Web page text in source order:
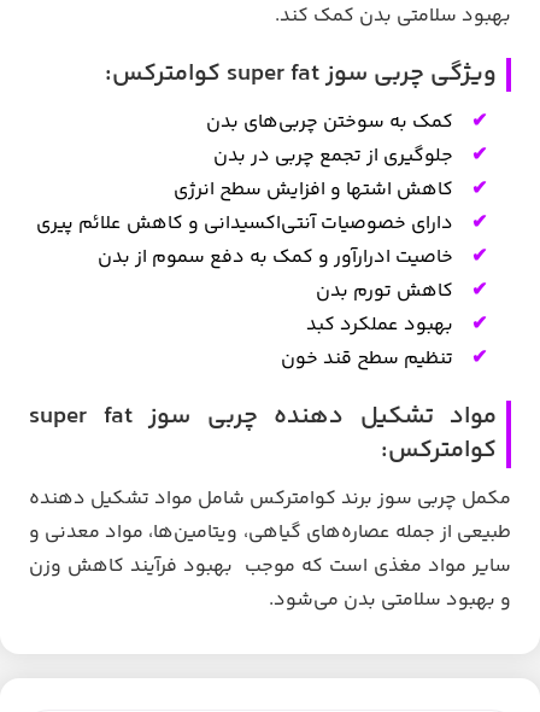
بهبود سلامتی بدن کمک کند.
ویژگی چربی سوز super fat کوامترکس:
کمک به سوختن چربی‌های بدن
جلوگیری از تجمع چربی در بدن
کاهش اشتها و افزایش سطح انرژی
دارای خصوصیات آنتی‌اکسیدانی و کاهش علائم پیری
خاصیت ادرارآور و کمک به دفع سموم از بدن
کاهش تورم بدن
بهبود عملکرد کبد
تنظیم سطح قند خون
مواد تشکیل دهنده چربی سوز super fat
کوامترکس:
مکمل چربی سوز برند کوامترکس شامل مواد تشکیل دهنده
طبیعی از جمله عصاره‌های گیاهی، ویتامین‌ها، مواد معدنی و
سایر مواد مغذی است که موجب بهبود فرآیند کاهش وزن
و بهبود سلامتی بدن می‌شود.